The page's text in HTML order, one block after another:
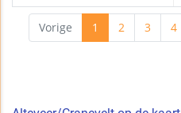
Vorige 1 2 3 4